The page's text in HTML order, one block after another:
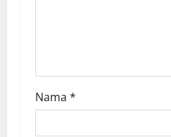
Nama *